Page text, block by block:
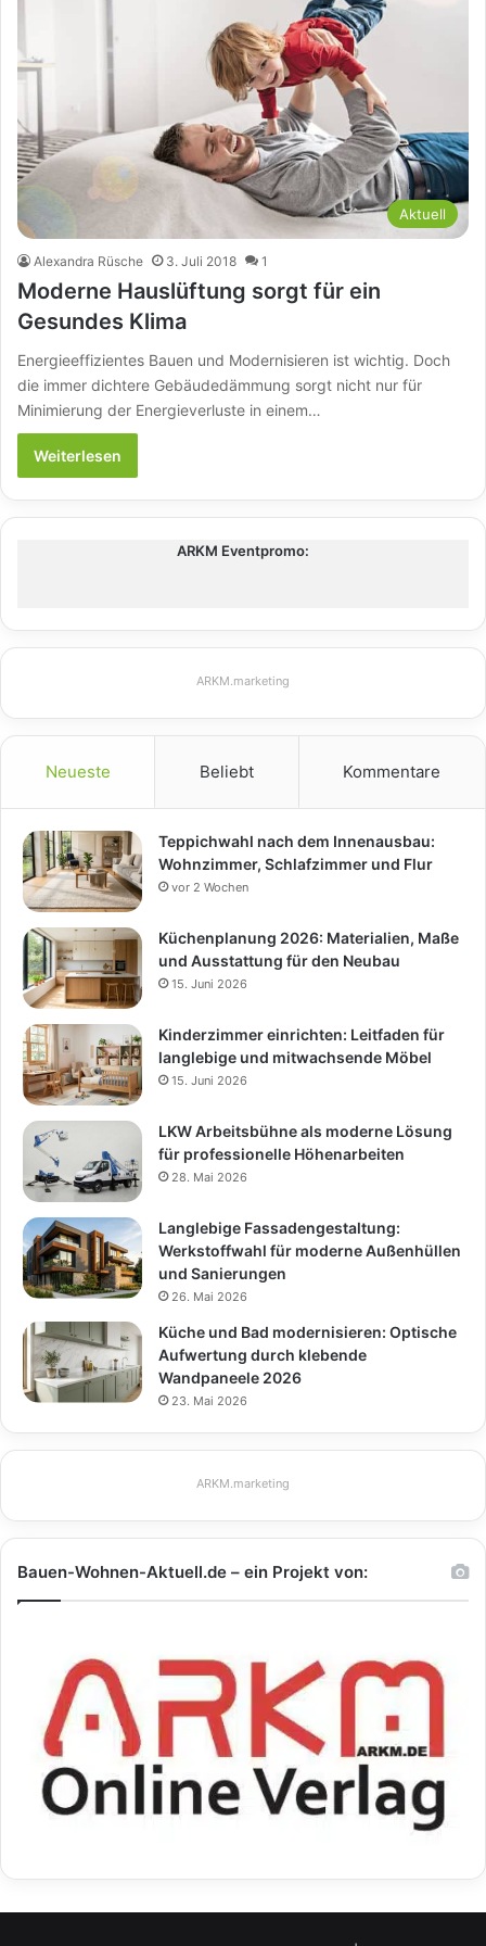
Aktuell
Alexandra Rüsche 3. Juli 2018 1
Moderne Hauslüftung sorgt für ein
Gesundes Klima
Energieeffizientes Bauen und Modernisieren ist wichtig. Doch
die immer dichtere Gebäudedämmung sorgt nicht nur für
Minimierung der Energieverluste in einem…
Weiterlesen
ARKM Eventpromo:
ARKM.marketing
Neueste Beliebt Kommentare
Teppichwahl nach dem Innenausbau:
Wohnzimmer, Schlafzimmer und Flur
vor 2 Wochen
Küchenplanung 2026: Materialien, Maße
und Ausstattung für den Neubau
15. Juni 2026
Kinderzimmer einrichten: Leitfaden für
langlebige und mitwachsende Möbel
15. Juni 2026
LKW Arbeitsbühne als moderne Lösung
für professionelle Höhenarbeiten
28. Mai 2026
Langlebige Fassadengestaltung:
Werkstoffwahl für moderne Außenhüllen
und Sanierungen
26. Mai 2026
Küche und Bad modernisieren: Optische
Aufwertung durch klebende
Wandpaneele 2026
23. Mai 2026
ARKM.marketing
Bauen-Wohnen-Aktuell.de – ein Projekt von: